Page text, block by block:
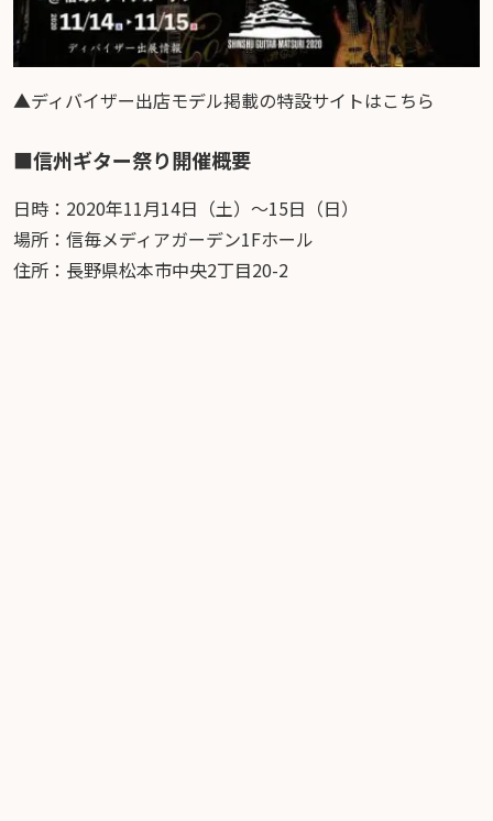
▲ディバイザー出店モデル掲載の特設サイトはこちら
■信州ギター祭り開催概要
日時：2020年11月14日（土）〜15日（日）
場所：信毎メディアガーデン1Fホール
住所：長野県松本市中央2丁目20-2